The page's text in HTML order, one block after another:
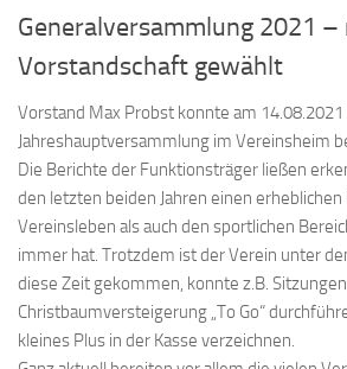
Generalversammlung 2021 –
Vorstandschaft gewählt
Vorstand Max Probst konnte am
Jahreshauptversammlung im Vereinsheim
Die Berichte der Funktionsträger ließen
den letzten beiden Jahren einen
Vereinsleben als auch den sportlichen
immer hat. Trotzdem ist der Verein unter
diese Zeit gekommen, konnte z.B.
Christbaumversteigerung „To Go“
kleines Plus in der Kasse verzeichnen.